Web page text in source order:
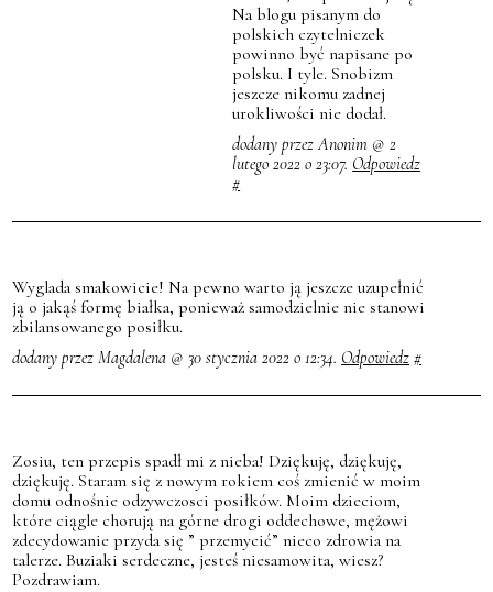
Na blogu pisanym do
polskich czytelniczek
powinno być napisane po
polsku. I tyle. Snobizm
jeszcze nikomu zadnej
urokliwości nie dodał.
dodany przez Anonim @ 2
lutego 2022 o 23:07. Odpowiedz
#
Wyglada smakowicie! Na pewno warto ją jeszcze uzupełnić
ją o jakąś formę białka, ponieważ samodzielnie nie stanowi
zbilansowanego posiłku.
dodany przez Magdalena @ 30 stycznia 2022 o 12:34. Odpowiedz #
Zosiu, ten przepis spadł mi z nieba! Dziękuję, dziękuję,
dziękuję. Staram się z nowym rokiem coś zmienić w moim
domu odnośnie odzywczosci posiłków. Moim dzieciom,
które ciągle chorują na górne drogi oddechowe, mężowi
zdecydowanie przyda się ” przemycić” nieco zdrowia na
talerze. Buziaki serdeczne, jesteś niesamowita, wiesz?
Pozdrawiam.